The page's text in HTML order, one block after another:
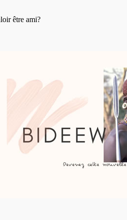
être ami?